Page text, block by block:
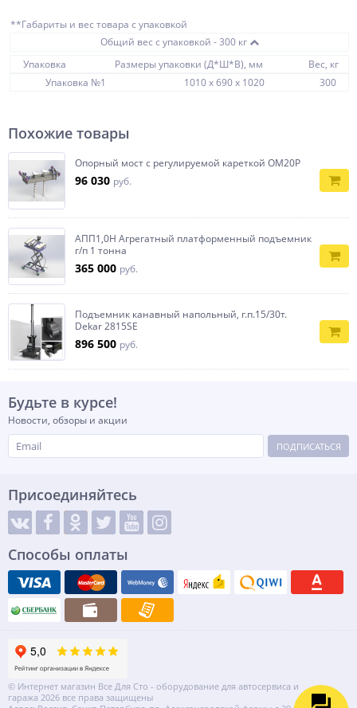
**Габариты и вес товара с упаковкой
Общий вес с упаковкой - 300 кг
Упаковка
Размеры упаковки (Д*Ш*В), мм
Вес, кг
Упаковка №1
1010 x 690 x 1020 300
Похожие товары
Опорный мост с регулируемой кареткой ОМ20Р
96 030 руб.
АПП1,0Н Агрегатный платформенный подъемник
г/п 1 тонна
365 000 руб.
Подъемник канавный напольный, г.п.15/30т.
Dekar 2815SE
896 500 руб.
Будьте в курсе!
Новости, обзоры и акции
ПОДПИСАТЬСЯ
Присоединяйтесь
Способы оплаты
© Интернет магазин Все Для Сто - оборудование для автосервиса и
гаража 2026 все права защищены